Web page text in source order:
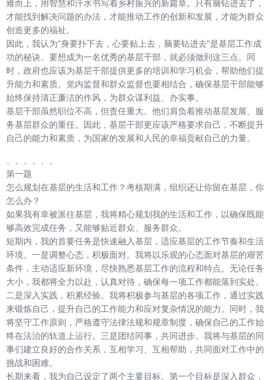
难而上，用智慧和汗水书写着乡村振兴的新篇章。只有脑钻进去了，
才能找到解决问题的办法，才能推动工作的创新和发展，才能为群众
创造更多的福祉。
因此，我认为“身要扑下去，心要贴上去，脑要钻进去”是基层工作成
功的秘诀。要想成为一名优秀的基层干部，就必须做到这三点。同
时，政府也应该为基层干部提供更多的培训和学习机会，帮助他们提
升能力和素质。党内监督和群众监督也要相结合，确保基层干部能够
始终保持清正廉洁的作风，为群众谋利益、办实事。
基层干部虽然职位不高，但责任重大。他们肩负着推动基层发展、服
务基层群众的重任。因此，基层干部更应该严格要求自己，不断提升
自己的能力和素质，为国家的发展和人民的幸福贡献自己的力量。
、、、、、、
第一题
怎么规划在基层的生活和工作？考核期满，组织还让你留在基层，你
怎么办？
如果我有幸被派往基层，我将精心规划我的生活和工作，以确保既能
够高效完成任务，又能够贴近群众、服务群众。
短期内，我的首要任务是快速融入基层，适应基层的工作节奏和生活
环境。一是调整心态，积极面对。我将以乐观的心态面对基层的艰苦
条件，主动适应新环境，尽快熟悉基层工作的流程和特点。无论任务
大小，我都将全力以赴，认真对待，确保每一项工作都能落到实处。
二是深入实践，积累经验。我将积极参与基层的各项工作，通过实践
来锻炼自己，提升自己的工作能力和应对复杂情况的能力。同时，我
将坚守工作原则，严格遵守法律法规和规章制度，确保自己的工作始
终在法治的轨道上运行。三是团结同事，共同进步。我将与基层的同
事们建立良好的合作关系，互相学习、互相帮助，共同面对工作中的
挑战和困难。
长期来看，我为自己设定了两个主要目标。第一个目标是深入群众，